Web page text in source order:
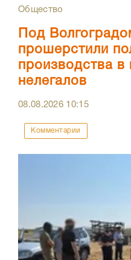
Общество
Под
прошерстили
производства в
нелегалов
08.08.2026 10:15
Комментарии